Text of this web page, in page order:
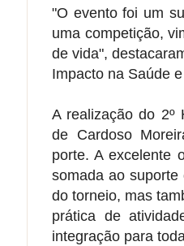
"O evento foi um
uma competição,
de vida",
Impacto na Saúde
A realização do 2º
de Cardoso
porte. A excelente
somada ao
do torneio, mas
prática de
integração para